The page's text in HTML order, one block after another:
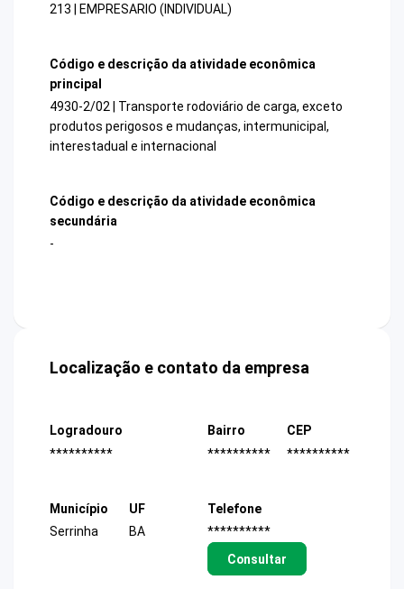
213 | EMPRESARIO (INDIVIDUAL)
Código e descrição da atividade econômica
principal
4930-2/02 | Transporte rodoviário de carga, exceto
produtos perigosos e mudanças, intermunicipal,
interestadual e internacional
Código e descrição da atividade econômica
secundária
-
Localização e contato da empresa
Logradouro
**********
Bairro
**********
CEP
**********
Município
Serrinha
UF
BA
Telefone
**********
Consultar